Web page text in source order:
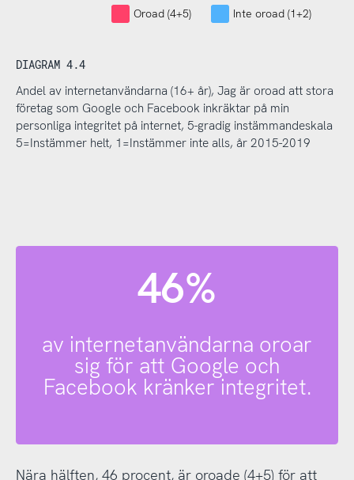
Oroad (4+5) Inte oroad (1+2)
DIAGRAM 4.4
Andel av internetanvändarna (16+ år), Jag är oroad att stora
företag som Google och Facebook inkräktar på min
personliga integritet på internet, 5-gradig instämmandeskala
5=Instämmer helt, 1=Instämmer inte alls, år 2015-2019
46%
av internetanvändarna oroar
sig för att Google och
Facebook kränker integritet.
Nära hälften, 46 procent, är oroade (4+5) för att